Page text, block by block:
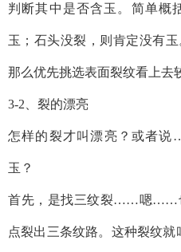
判断其中是否含玉。简单概
玉；石头没裂，则肯定没有
那么优先挑选表面裂纹看上去
3-2、裂的漂亮
怎样的裂才叫漂亮？或者
玉？
首先，是找三纹裂……嗯……
点裂出三条纹路。这种裂纹